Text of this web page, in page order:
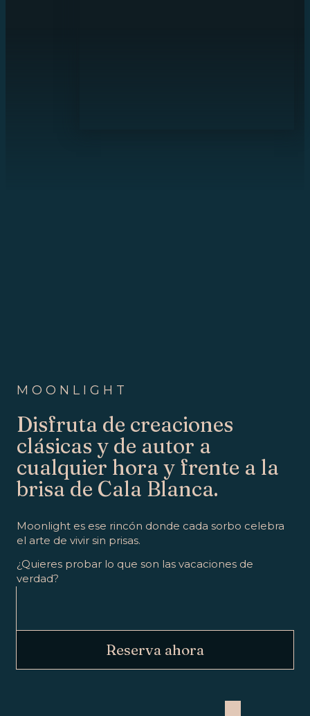
MOONLIGHT
Disfruta de creaciones
clásicas y de autor a
cualquier hora y frente a la
brisa de Cala Blanca.
Moonlight es ese rincón donde cada sorbo celebra
el arte de vivir sin prisas.
¿Quieres probar lo que son las vacaciones de
verdad?
Reserva ahora